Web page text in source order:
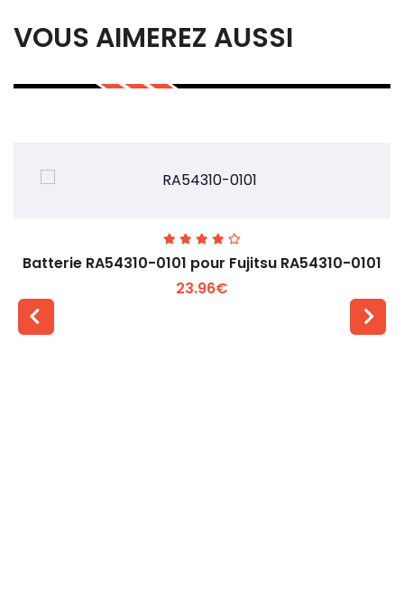
VOUS AIMEREZ AUSSI
Batterie RA54310-0101 pour Fujitsu RA54310-0101
23.96€